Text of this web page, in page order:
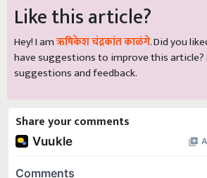
Like this article?
Hey! I amऋषिकेश चंद्रकांत काळंगे. Did you
have suggestions to improve this article?
suggestions and feedback.
Share your comments